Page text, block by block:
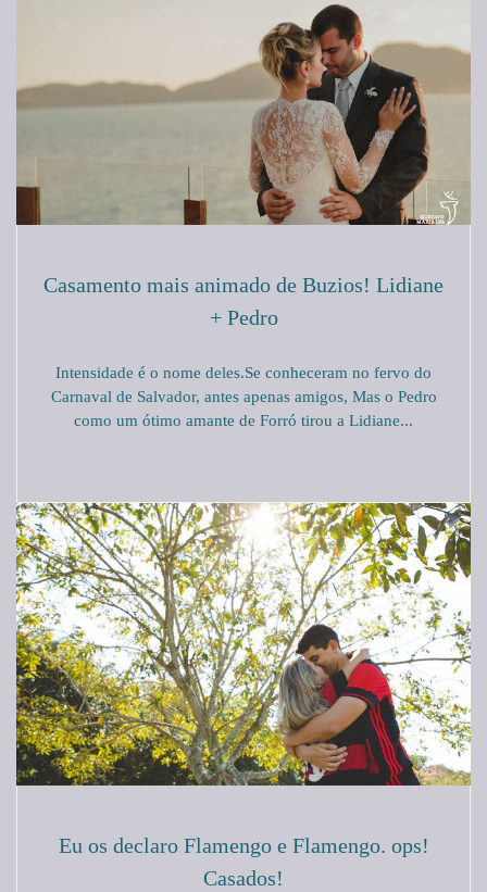
Casamento mais animado de Buzios! Lidiane
+ Pedro
Intensidade é o nome deles.Se conheceram no fervo do
Carnaval de Salvador, antes apenas amigos, Mas o Pedro
como um ótimo amante de Forró tirou a Lidiane...
Eu os declaro Flamengo e Flamengo. ops!
Casados!